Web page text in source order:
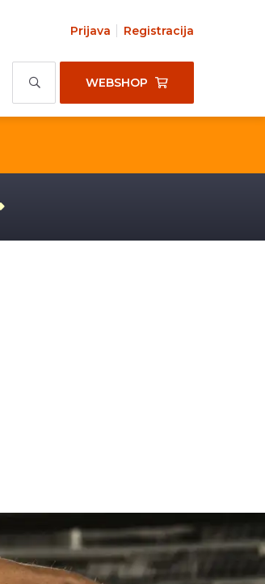
Prijava Registracija
WEBSHOP